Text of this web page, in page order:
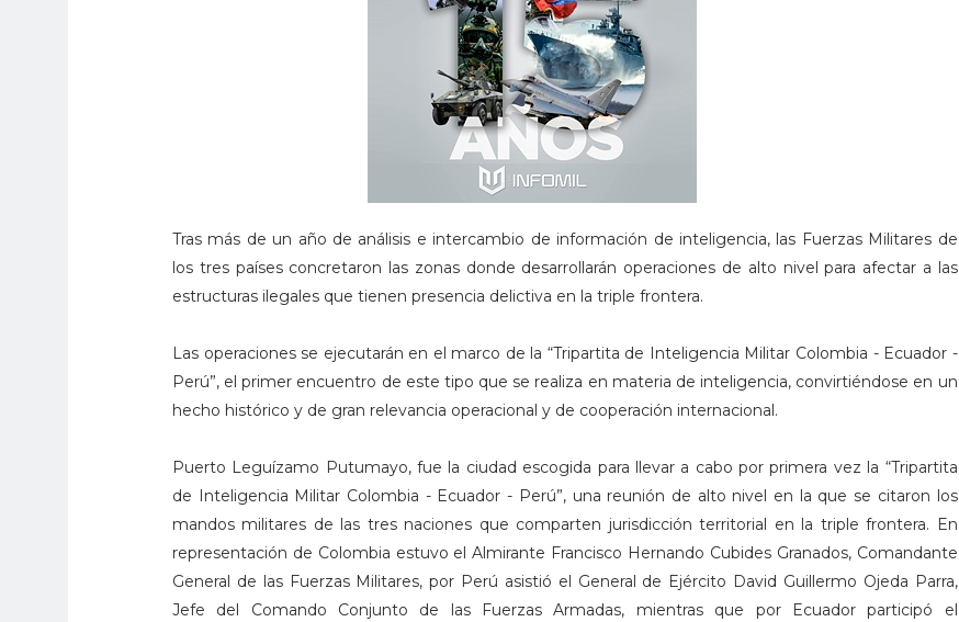
Tras más de un año de análisis e intercambio de información de inteligencia, las Fuerzas Militares de
los tres países concretaron las zonas donde desarrollarán operaciones de alto nivel para afectar a las
estructuras ilegales que tienen presencia delictiva en la triple frontera.
Las operaciones se ejecutarán en el marco de la “Tripartita de Inteligencia Militar Colombia - Ecuador -
Perú”, el primer encuentro de este tipo que se realiza en materia de inteligencia, convirtiéndose en un
hecho histórico y de gran relevancia operacional y de cooperación internacional.
Puerto Leguízamo Putumayo, fue la ciudad escogida para llevar a cabo por primera vez la “Tripartita
de Inteligencia Militar Colombia - Ecuador - Perú”, una reunión de alto nivel en la que se citaron los
mandos militares de las tres naciones que comparten jurisdicción territorial en la triple frontera. En
representación de Colombia estuvo el Almirante Francisco Hernando Cubides Granados, Comandante
General de las Fuerzas Militares, por Perú asistió el General de Ejército David Guillermo Ojeda Parra,
Jefe del Comando Conjunto de las Fuerzas Armadas, mientras que por Ecuador participó el